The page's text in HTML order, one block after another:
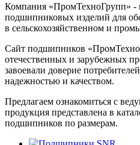
Компания «ПромТехноГрупп» -
подшипниковых изделий для
в сельскохозяйственном и
Сайт подшипников
отечественных и зарубежных
завоевали доверие
надежностью и качеством.
Предлагаем ознакомиться с
продукция представлена в
подшипников по размерам.